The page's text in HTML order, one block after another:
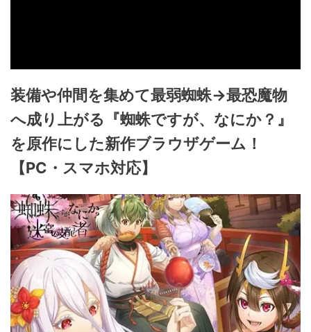
装備や仲間を集めて最弱蜘蛛→最恐魔物
へ成り上がる『蜘蛛ですが、なにか？』
を原作にした新作ブラウザゲーム！
【PC・スマホ対応】